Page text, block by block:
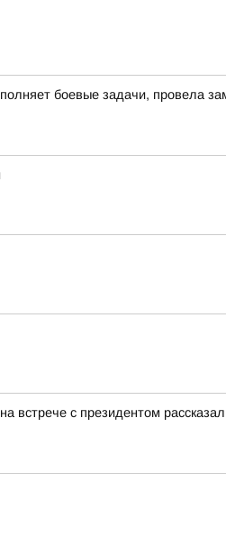
боевые задачи, провела
с президентом